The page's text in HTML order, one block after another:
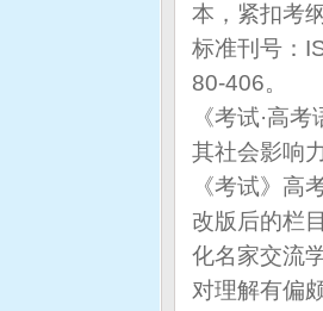
本，紧扣考
标准刊号：
80-406。
《考试·高
其社会影响
《考试》高
改版后的栏
化名家交流
对理解有偏